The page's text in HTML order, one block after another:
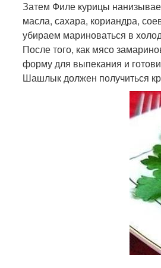
Затем Филе курицы
масла, сахара, кориандра,
убираем мариноваться в
После того, как мясо
форму для выпекания и
Шашлык должен получиться